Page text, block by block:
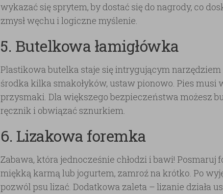
wykazać się sprytem, by dostać się do nagrody, co
zmysł węchu i logiczne myślenie.
5. Butelkowa łamigłówka
Plastikowa butelka staje się intrygującym narzędziem
środka kilka smakołyków, ustaw pionowo. Pies musi
przysmaki. Dla większego bezpieczeństwa możesz
ręcznik i obwiązać sznurkiem.
6. Lizakowa foremka
Zabawa, która jednocześnie chłodzi i bawi! Posmaruj
miękką karmą lub jogurtem, zamroź na krótko. Po
pozwól psu lizać. Dodatkowa zaleta – lizanie działa